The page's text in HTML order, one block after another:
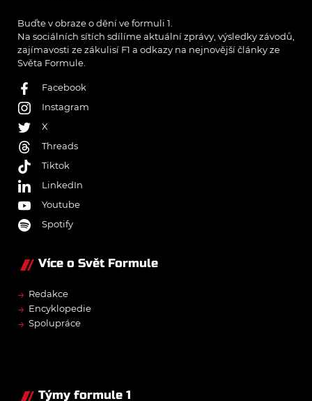
Buďte v obraze o dění ve formuli 1.
Na sociálních sítích sdílíme aktuální zprávy, výsledky závodů,
zajímavosti ze zákulisí F1 a odkazy na nejnovější články ze
Světa Formule.
Facebook
Instagram
X
Threads
Tiktok
LinkedIn
Youtube
Spotify
Více o Svět Formule
→ Redakce
→ Encyklopedie
→ Spolupráce
Týmy formule 1